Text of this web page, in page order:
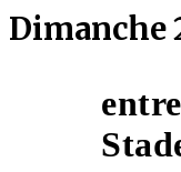
Dimanche